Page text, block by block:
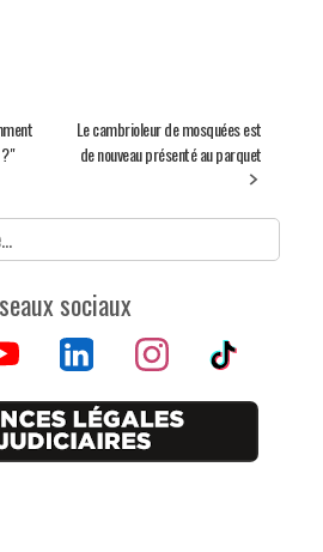
Le cambrioleur de mosquées est
de nouveau présenté au parquet
sociaux